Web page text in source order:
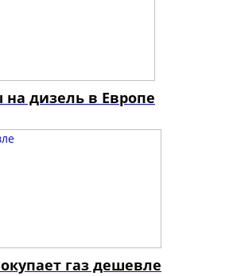
дизель в Европе
газ дешевле